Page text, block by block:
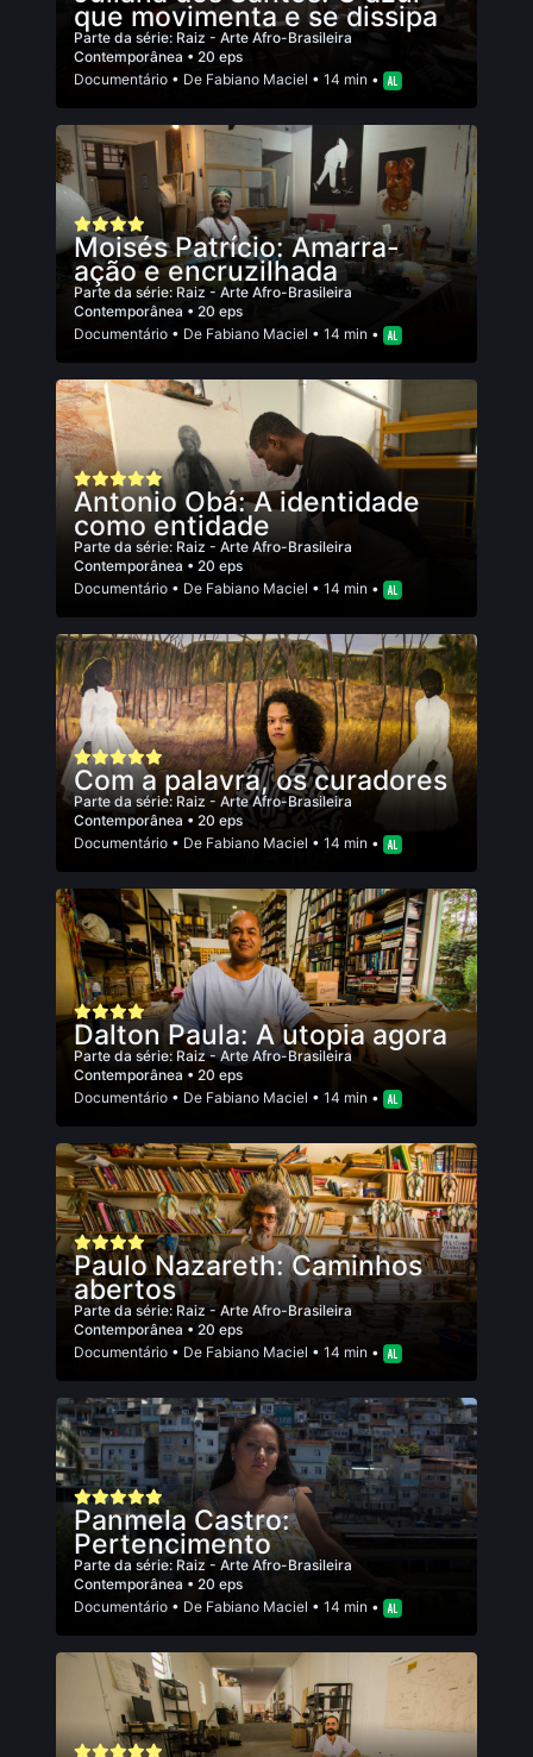
que movimenta e se dissipa
Parte da série: Raiz - Arte Afro-Brasileira
Contemporânea • 20 eps
Documentário • De Fabiano Maciel • 14 min •
Moisés Patrício: Amarra-
ação e encruzilhada
Parte da série: Raiz - Arte Afro-Brasileira
Contemporânea • 20 eps
Documentário • De Fabiano Maciel • 14 min •
Antonio Obá: A identidade
como entidade
Parte da série: Raiz - Arte Afro-Brasileira
Contemporânea • 20 eps
Documentário • De Fabiano Maciel • 14 min •
Com a palavra, os curadores
Parte da série: Raiz - Arte Afro-Brasileira
Contemporânea • 20 eps
Documentário • De Fabiano Maciel • 14 min •
Dalton Paula: A utopia agora
Parte da série: Raiz - Arte Afro-Brasileira
Contemporânea • 20 eps
Documentário • De Fabiano Maciel • 14 min •
Paulo Nazareth: Caminhos
abertos
Parte da série: Raiz - Arte Afro-Brasileira
Contemporânea • 20 eps
Documentário • De Fabiano Maciel • 14 min •
Panmela Castro:
Pertencimento
Parte da série: Raiz - Arte Afro-Brasileira
Contemporânea • 20 eps
Documentário • De Fabiano Maciel • 14 min •